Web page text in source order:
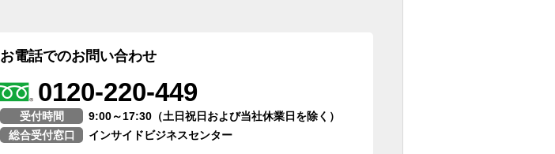
お電話でのお問い合わせ
0120-220-449
受付時間
9:00～17:30（土日祝日および当社休業日を除く）
総合受付窓口
インサイドビジネスセンター